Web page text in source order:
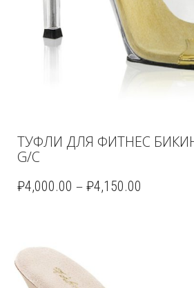
ТУФЛИ ДЛЯ ФИТНЕС
G/C
₽4,000.00 – ₽4,150.00